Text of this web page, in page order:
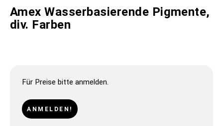
Amex Wasserbasierende Pigmente,
div. Farben
Für Preise bitte anmelden.
ANMELDEN!